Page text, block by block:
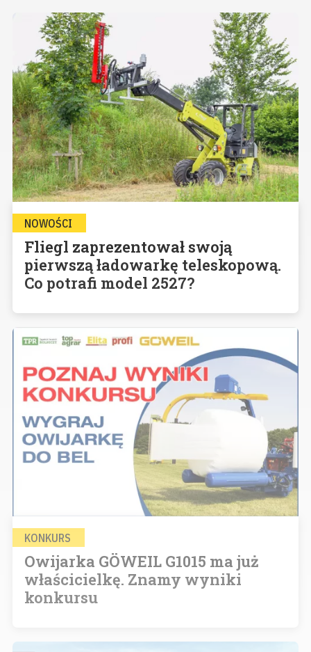
NOWOŚCI
Fliegl zaprezentował swoją
pierwszą ładowarkę teleskopową.
Co potrafi model 2527?
KONKURS
Owijarka GÖWEIL G1015 ma już
właścicielkę. Znamy wyniki
konkursu